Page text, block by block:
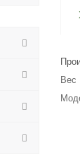
Вес